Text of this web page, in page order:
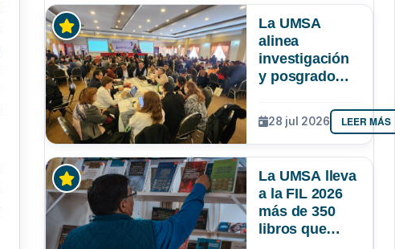
La UMSA
alinea
investigación
y posgrado
responda
mejor a las
de Bolivia
28 jul 2026 LEER MÁS
La UMSA lleva
a la FIL 2026
más de 350
libros que